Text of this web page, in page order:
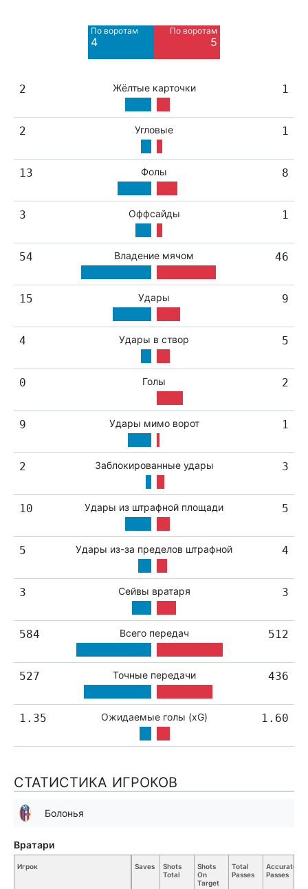
По воротам
4
По воротам
5
2 Жёлтые карточки 1
2 Угловые 1
13 Фолы 8
3 Оффсайды 1
54 Владение мячом 46
15 Удары 9
4 Удары в створ 5
0 Голы 2
9 Удары мимо ворот 1
2 Заблокированные удары 3
10 Удары из штрафной площади 5
5 Удары из-за пределов штрафной 4
3 Сейвы вратаря 3
584 Всего передач 512
527 Точные передачи 436
1.35 Ожидаемые голы (xG) 1.60
СТАТИСТИКА ИГРОКОВ
Болонья
Игрок Saves
Shots
Total
Shots
On
Target
Total
Passes
Accurate
Passes
Вратари